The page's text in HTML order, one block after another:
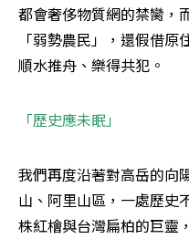
都會奢侈物質網的禁臠，
「弱勢農民」，還假借
順水推舟、樂得共犯。
「歷史應未眠」
我們再度沿著對高岳的向
山、阿里山區，一處歷史
株紅檜與台灣扁柏的巨靈